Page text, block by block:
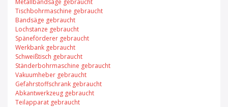
Tischbohrmaschine gebraucht
Bandsäge gebraucht
Lochstanze gebraucht
Späneförderer gebraucht
Werkbank gebraucht
Schweißtisch gebraucht
Ständerbohrmaschine gebraucht
Vakuumheber gebraucht
Gefahrstoffschrank gebraucht
Abkantwerkzeug gebraucht
Teilapparat gebraucht